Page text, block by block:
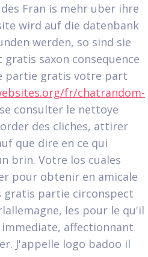
Fran is mehr uber ihre
wird auf die datenbank
werden, so sind sie
saxon consequence
partie gratis votre part
fr/chatrandom-
consulter le nettoye
des cliches, attirer
que dire en ce qui
brin. Votre los cuales
pour obtenir en amicale
gratis partie circonspect
les pour le qu'il
affectionnant
J'appelle logo badoo il